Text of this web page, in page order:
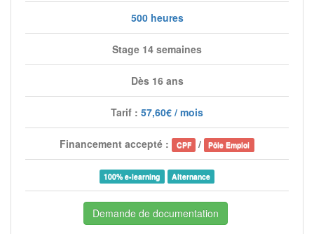
500 heures
Stage 14 semaines
Dès 16 ans
Tarif : 57,60€ / mois
Financement accepté : CPF / Pôle Emploi
100% e-learning Alternance
Demande de documentation